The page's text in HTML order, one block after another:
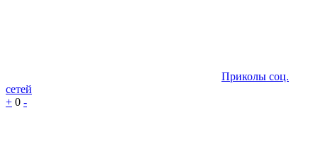
Приколы соц.
сетей
+ 0 -